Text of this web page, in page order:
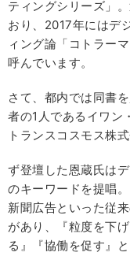
ティングシリーズ」
おり、2017年にはデ
ィング論「コトラー
呼んでいます。
さて、都内では同書
者の1人であるイワン
トランスコスモス株
ず登壇した恩蔵氏は
のキーワードを提唱
新聞広告といった従
があり、『粒度を下
る』『協働を促す』